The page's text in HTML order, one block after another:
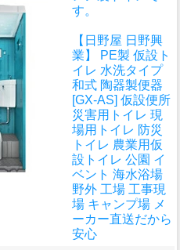
す。
【日野屋 日野興
業】 PE製 仮設ト
イレ 水洗タイプ
和式 陶器製便器
[GX-AS] 仮設便所
災害用トイレ 現
場用トイレ 防災
トイレ 農業用仮
設トイレ 公園 イ
ベント 海水浴場
野外 工場 工事現
場 キャンプ場 メ
ーカー直送だから
安心